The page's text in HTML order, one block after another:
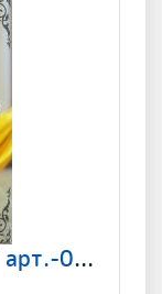
Детское платье "Цветы" арт.-085